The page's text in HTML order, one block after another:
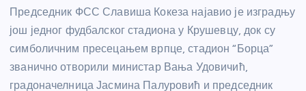
Председник ФСС Славиша Кокеза најавио је изградњу
још једног фудбалског стадиона у Крушевцу, док су
симболичним пресецањем врпце, стадион “Борца”
званично отворили министар Вања Удовичић,
градоначелница Јасмина Палуровић и председник